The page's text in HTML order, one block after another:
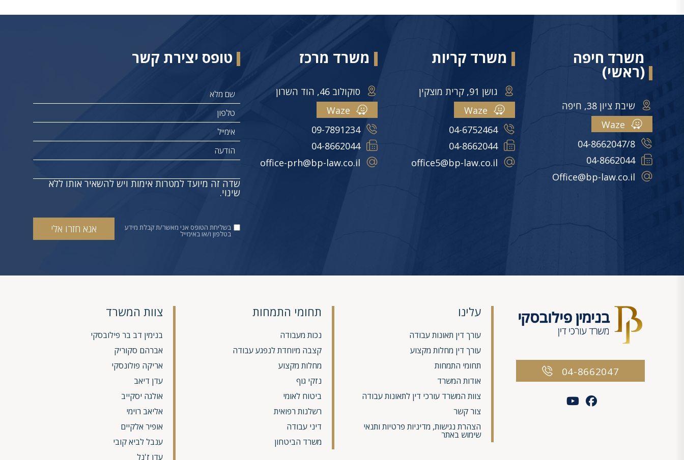
משרד חיפה
(ראשי)
שיבת ציון 38, חיפה
04-8662047/8
04-8662044
Office@bp-law.co.il
משרד קריות
גושן 91, קרית מוצקין
04-6752464
04-8662044
office5@bp-law.co.il
משרד מרכז
סוקולוב 46, הוד השרון
09-7891234
04-8662044
office-prh@bp-law.co.il
טופס יצירת קשר
בשליחת הטופס אני מאשר/ת קבלת מידע
בטלפון ו/או באימייל
שדה זה מיועד למטרות אימות ויש להשאיר אותו ללא
שינוי.
04-8662047
עלינו
עורך דין תאונות עבודה
עורך דין מחלות מקצוע
תחומי התמחות
אודות המשרד
צוות המשרד עורכי דין לתאונות עבודה
צור קשר
הצהרת נגישות, מדיניות פרטיות ותנאי
שימוש באתר
תחומי התמחות
נכות מעבודה
קצבה מיוחדת לנפגע עבודה
מחלות מקצוע
נזקי גוף
ביטוח לאומי
רשלנות רפואית
דיני עבודה
משרד הביטחון
צוות המשרד
בנימין דב בר פילובסקי
אברהם סקוריק
אריקה פולונסקי
עדן דיאב
אולגה יסקייב
אליאב רוימי
אופיר אלקיים
ענבל לביא קובי
עדן ז'נל